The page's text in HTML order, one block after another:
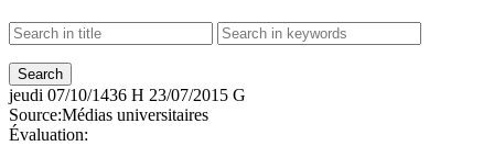
jeudi 07/10/1436 H 23/07/2015 G
Source:Médias universitaires
Évaluation: